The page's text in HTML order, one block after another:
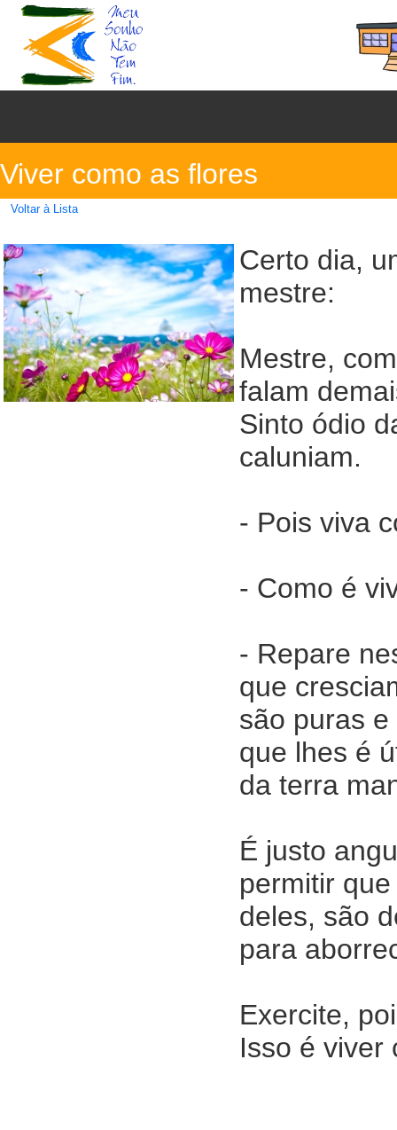
Viver como as flores
Voltar à Lista
Certo dia,
mestre:
Mestre,
falam
Sinto ódio
caluniam.
- Pois viva
- Como é
- Repare
que
são puras
que lhes é
da terra
É justo
permitir
deles, são
para
Exercite,
Isso é viver